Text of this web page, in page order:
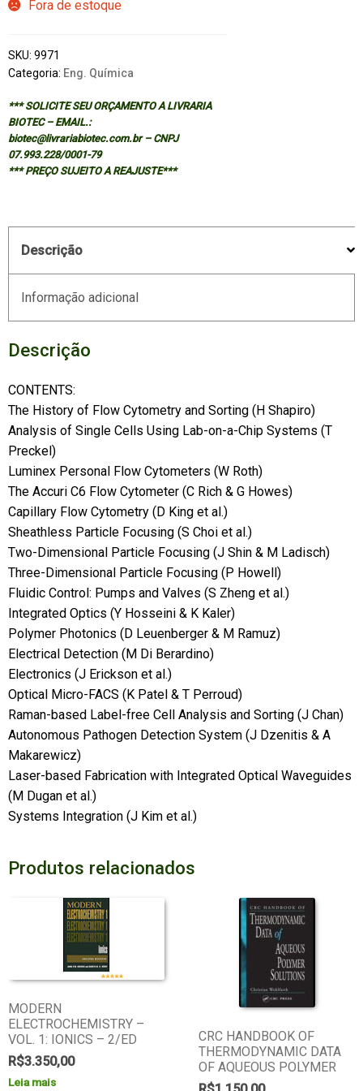
Fora de estoque
SKU: 9971
Categoria: Eng. Química
*** SOLICITE SEU ORÇAMENTO A LIVRARIA
BIOTEC – EMAIL.:
biotec@livrariabiotec.com.br – CNPJ
07.993.228/0001-79
*** PREÇO SUJEITO A REAJUSTE***
Descrição
Informação adicional
Descrição
CONTENTS:
The History of Flow Cytometry and Sorting (H Shapiro)
Analysis of Single Cells Using Lab-on-a-Chip Systems (T
Preckel)
Luminex Personal Flow Cytometers (W Roth)
The Accuri C6 Flow Cytometer (C Rich & G Howes)
Capillary Flow Cytometry (D King et al.)
Sheathless Particle Focusing (S Choi et al.)
Two-Dimensional Particle Focusing (J Shin & M Ladisch)
Three-Dimensional Particle Focusing (P Howell)
Fluidic Control: Pumps and Valves (S Zheng et al.)
Integrated Optics (Y Hosseini & K Kaler)
Polymer Photonics (D Leuenberger & M Ramuz)
Electrical Detection (M Di Berardino)
Electronics (J Erickson et al.)
Optical Micro-FACS (K Patel & T Perroud)
Raman-based Label-free Cell Analysis and Sorting (J Chan)
Autonomous Pathogen Detection System (J Dzenitis & A
Makarewicz)
Laser-based Fabrication with Integrated Optical Waveguides
(M Dugan et al.)
Systems Integration (J Kim et al.)
Produtos relacionados
MODERN
ELECTROCHEMISTRY –
VOL. 1: IONICS – 2/ED
R$3.350,00
Leia mais
CRC HANDBOOK OF
THERMODYNAMIC DATA
OF AQUEOUS POLYMER